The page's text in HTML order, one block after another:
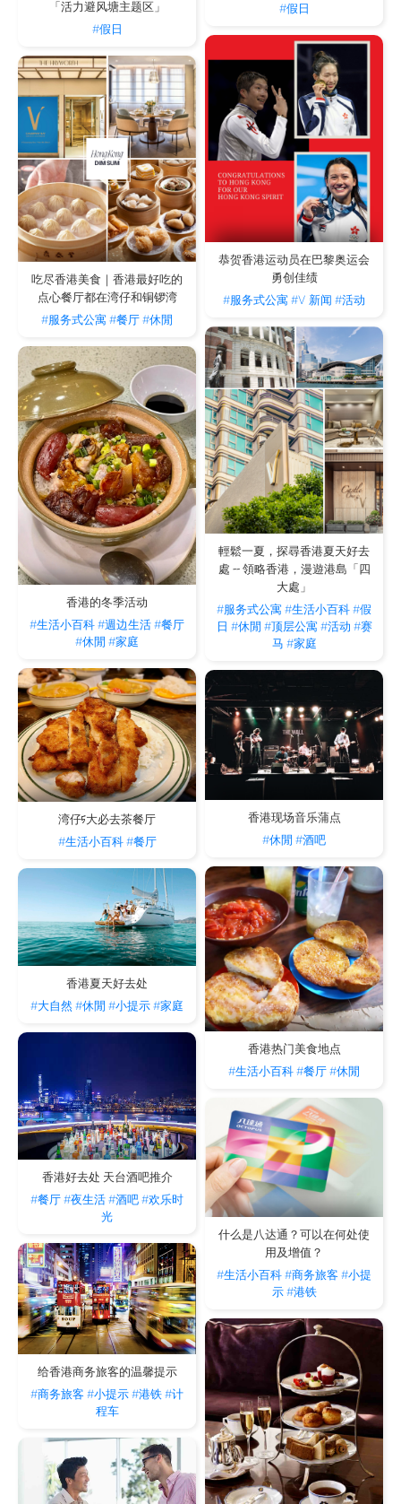
#假日
「活力避风塘主题区」
#假日
恭贺香港运动员在巴黎奥运会
勇创佳绩
#服务式公寓#V 新闻 #活动
吃尽香港美食｜香港最好吃的
点心餐厅都在湾仔和铜锣湾
#服务式公寓#餐厅#休閒
輕鬆一夏，探尋香港夏天好去
處 -- 領略香港，漫遊港島「四
大處」
#服务式公寓#生活小百科#假
日 #休閒 #顶层公寓 #活动 #赛
马 #家庭
香港的冬季活动
#生活小百科#週边生活#餐厅
#休閒 #家庭
湾仔5大必去茶餐厅
#生活小百科 #餐厅
香港现场音乐蒲点
#休閒 #酒吧
香港热门美食地点
#生活小百科#餐厅#休閒
香港夏天好去处
#大自然#休閒 #小提示#家庭
香港好去处 天台酒吧推介
#餐厅#夜生活#酒吧#欢乐时
光
什么是八达通？可以在何处使
用及增值？
#生活小百科#商务旅客 #小提
示 #港铁
给香港商务旅客的温馨提示
#商务旅客 #小提示#港铁#计
程车